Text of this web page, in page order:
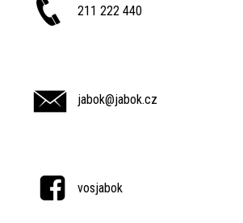
211 222 440
jabok@jabok.cz
vosjabok